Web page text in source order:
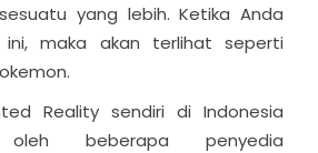
yang lebih. Ketika Anda
ini, maka akan terlihat seperti
Reality sendiri di Indonesia
oleh beberapa penyedia